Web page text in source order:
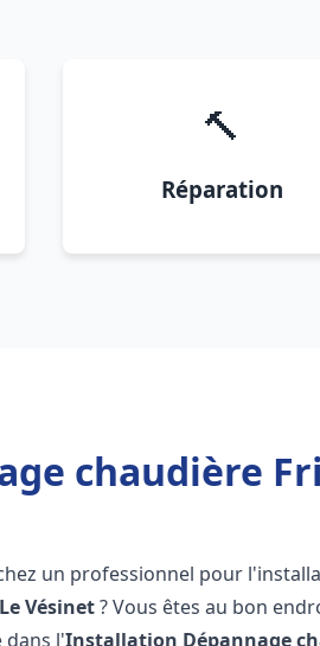
🔨
Réparation
chaudière
un professionnel pour
Le Vésinet? Vous êtes au bon
dans l'Installation Dépannage